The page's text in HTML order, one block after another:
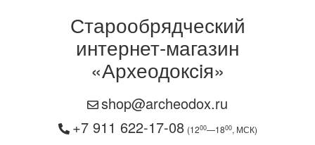
Старообрядческий
интернет-магазин
«Археодоксiя»
shop@archeodox.ru
+7 911 622-17-08 (1200—1800, МСК)